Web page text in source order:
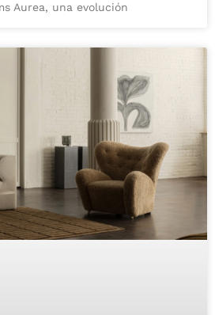
Aurea, una evolución